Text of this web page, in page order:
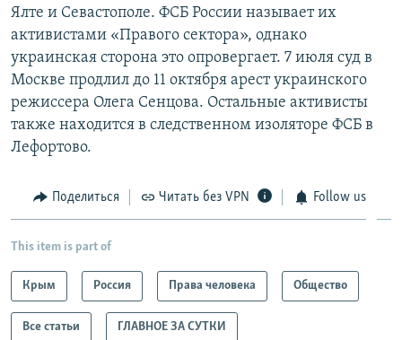
Ялте и Севастополе. ФСБ России называет их
активистами «Правого сектора», однако
украинская сторона это опровергает. 7 июля суд в
Москве продлил до 11 октября арест украинского
режиссера Олега Сенцова. Остальные активисты
также находится в следственном изоляторе ФСБ в
Лефортово.
Поделиться Читать без VPN Follow us
This item is part of
Крым Россия Права человека Общество
Все статьи ГЛАВНОЕ ЗА СУТКИ